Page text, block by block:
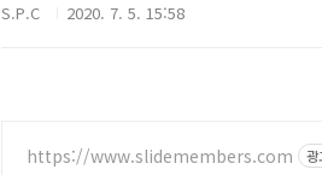
S.P.C 2020. 7. 5. 15:58
https://www.slidemembers.com 광